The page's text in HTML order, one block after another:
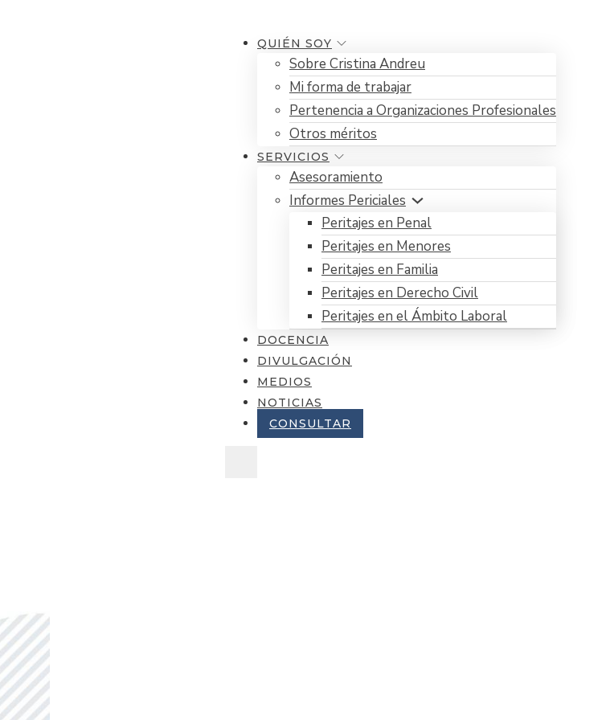
QUIÉN SOY
Sobre Cristina Andreu
Mi forma de trabajar
Pertenencia a Organizaciones Profesionales
Otros méritos
SERVICIOS
Asesoramiento
Informes Periciales
Peritajes en Penal
Peritajes en Menores
Peritajes en Familia
Peritajes en Derecho Civil
Peritajes en el Ámbito Laboral
DOCENCIA
DIVULGACIÓN
MEDIOS
NOTICIAS
CONSULTAR